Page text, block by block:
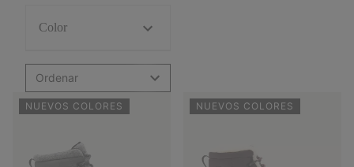
Color
Ordenar
NUEVOS COLORES NUEVOS COLORES